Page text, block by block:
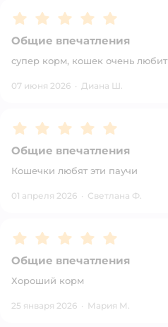
Рейтинг:5
Общие впечатления
супер корм, кошек очень любит
07 июня 2026 · Диана Ш.
Рейтинг:5
Общие впечатления
Кошечки любят эти паучи
01 апреля 2026 · Светлана Ф.
Рейтинг:5
Общие впечатления
Хороший корм
25 января 2026 · Мария М.